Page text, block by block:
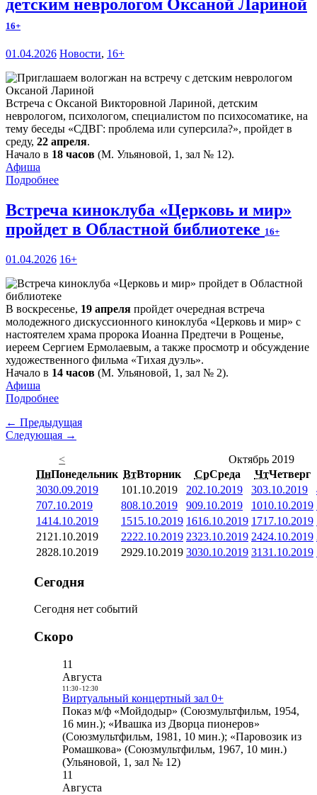
детским неврологом Оксаной Лариной
16+
01.04.2026 Новости, 16+
Встреча с Оксаной Викторовной Лариной, детским
неврологом, психологом, специалистом по психосоматике, на
тему беседы «СДВГ: проблема или суперсила?», пройдет в
среду, 22 апреля.
Начало в 18 часов (М. Ульяновой, 1, зал № 12).
Афиша
Подробнее
Встреча киноклуба «Церковь и мир»
пройдет в Областной библиотеке 16+
01.04.2026 16+
В воскресенье, 19 апреля пройдет очередная встреча
молодежного дискуссионного киноклуба «Церковь и мир» с
настоятелем храма пророка Иоанна Предтечи в Рощенье,
иереем Сергием Ермолаевым, а также просмотр и обсуждение
художественного фильма «Тихая дуэль».
Начало в 14 часов (М. Ульяновой, 1, зал № 2).
Афиша
Подробнее
← Предыдущая
Следующая →
<
Октябрь 2019
ПнПонедельник ВтВторник СрСреда ЧтЧетверг
3030.09.2019 101.10.2019 202.10.2019 303.10.2019
707.10.2019 808.10.2019 909.10.2019 1010.10.2019
1414.10.2019 1515.10.2019 1616.10.2019 1717.10.2019
21 21.10.2019 2222.10.2019 2323.10.2019 2424.10.2019
2828.10.2019 2929.10.2019 3030.10.2019 3131.10.2019
Сегодня
Сегодня нет событий
Скоро
11
Августа
11:30- 12:30
Виртуальный концертный зал 0+
Показ м/ф «Мойдодыр» (Союзмультфильм, 1954,
16 мин.); «Ивашка из Дворца пионеров»
(Союзмультфильм, 1981, 10 мин.); «Паровозик из
Ромашкова» (Союзмультфильм, 1967, 10 мин.)
(Ульяновой, 1, зал № 12)
11
Августа